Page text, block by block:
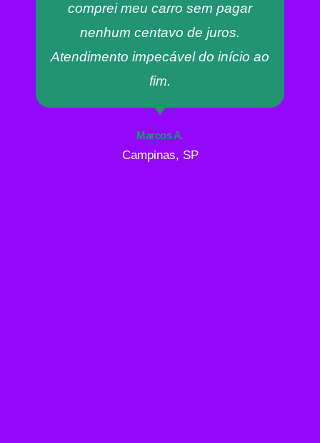
comprei meu carro sem pagar
nenhum centavo de juros.
Atendimento impecável do início ao
fim.
Marcos A.
Campinas, SP